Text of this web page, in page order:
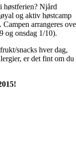
høstferien? Njård
og aktiv høstcamp
arrangeres
og onsdag 1/10).
snacks hver dag,
er det fint om du